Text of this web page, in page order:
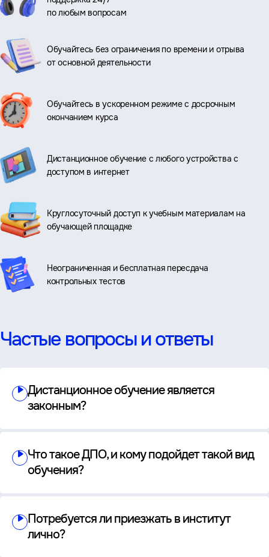
по любым вопросам
Обучайтесь без ограничения по времени и отрыва
от основной деятельности
Обучайтесь в ускоренном режиме с досрочным
окончанием курса
Дистанционное обучение с любого устройства с
доступом в интернет
Круглосуточный доступ к учебным материалам на
обучающей площадке
Неограниченная и бесплатная пересдача
контрольных тестов
Частые вопросы и ответы
Дистанционное обучение является
законным?
Что такое ДПО, и кому подойдет такой вид
обучения?
Потребуется ли приезжать в институт
лично?